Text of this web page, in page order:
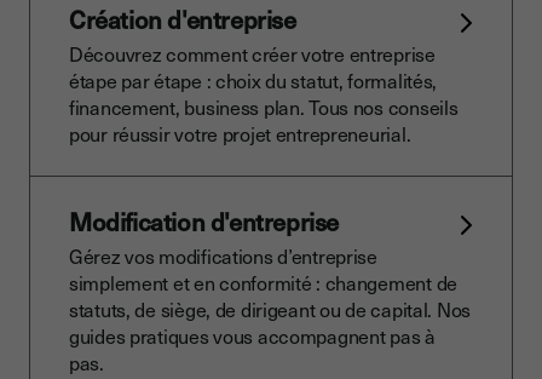
Création d'entreprise
Découvrez comment créer votre entreprise
étape par étape : choix du statut, formalités,
financement, business plan. Tous nos conseils
pour réussir votre projet entrepreneurial.
Modification d'entreprise
Gérez vos modifications d’entreprise
simplement et en conformité : changement de
statuts, de siège, de dirigeant ou de capital. Nos
guides pratiques vous accompagnent pas à
pas.